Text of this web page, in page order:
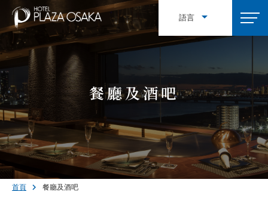
語言
簡体中文
餐廳及酒吧
首頁 餐廳及酒吧